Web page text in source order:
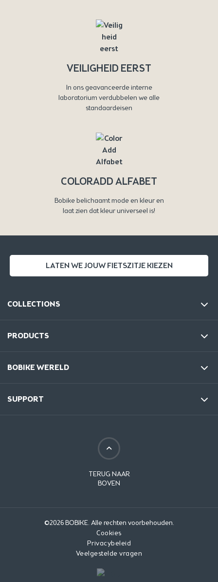
VEILIGHEID EERST
In ons geavanceerde interne
laboratorium verdubbelen we alle
standaardeisen
COLORADD ALFABET
Bobike belichaamt mode en kleur en
laat zien dat kleur universeel is!
LATEN WE JOUW FIETSZITJE KIEZEN
COLLECTIONS
PRODUCTS
BOBIKE WERELD
SUPPORT
TERUG NAAR
BOVEN
©2026 BOBIKE. Alle rechten voorbehouden.
Cookies
Privacybeleid
Veelgestelde vragen